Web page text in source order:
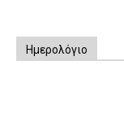
Ημερολόγιο